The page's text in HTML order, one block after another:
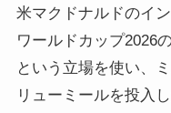
米マクドナルドのイ
ワールドカップ2026
という立場を使い、
リューミールを投入